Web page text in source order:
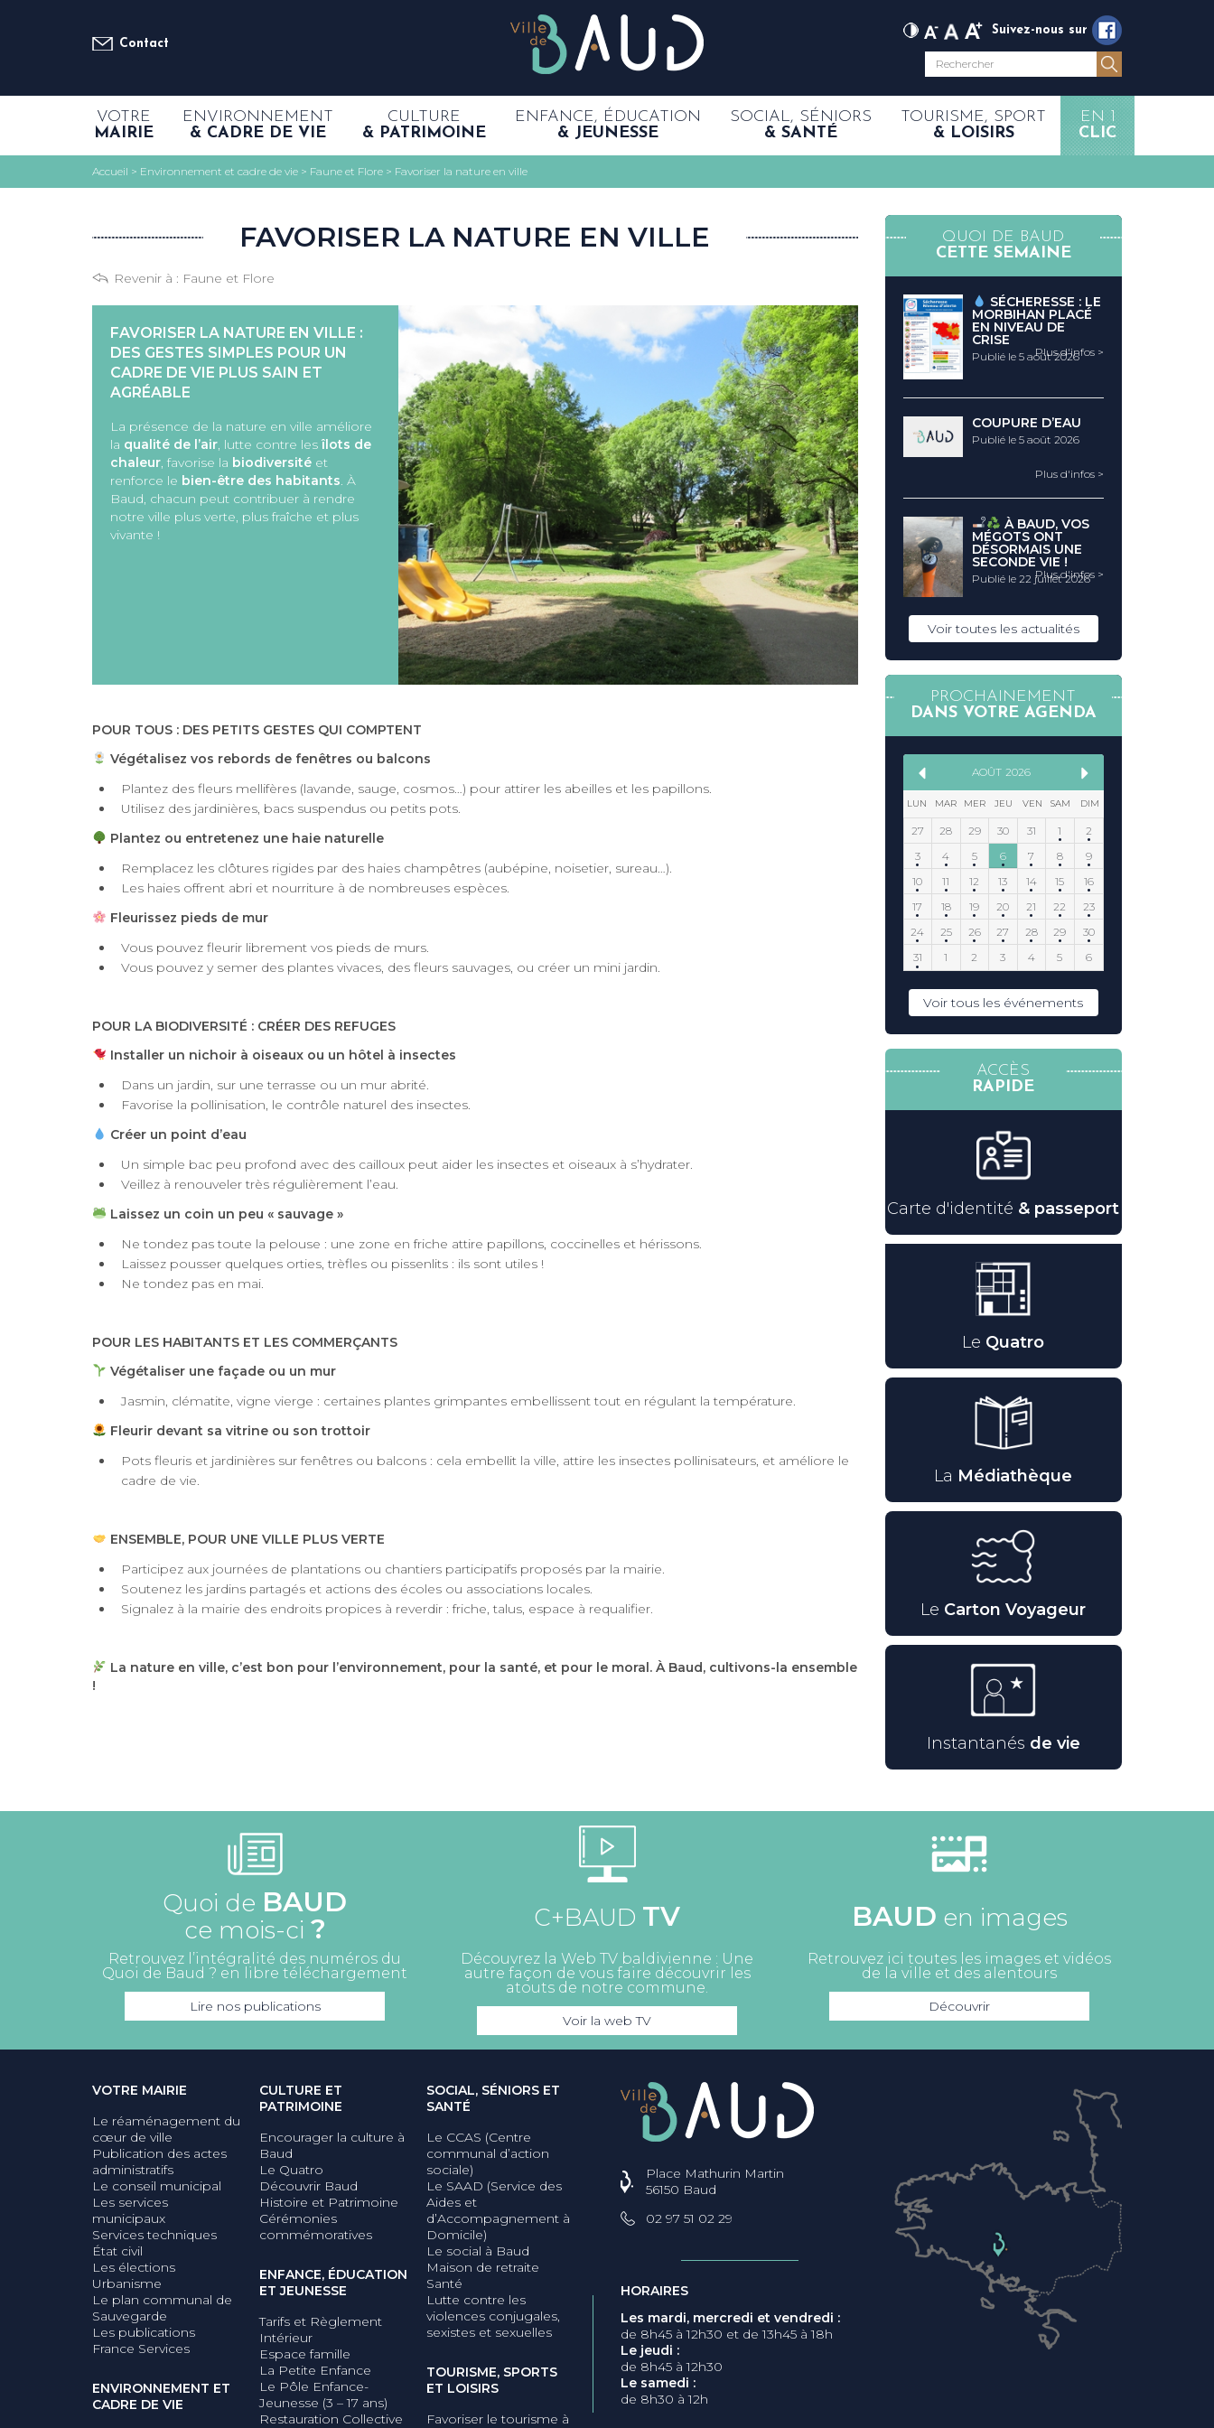
Contact
Suivez-nous sur
VOTRE
MAIRIE
ENVIRONNEMENT
& CADRE DE VIE
CULTURE
& PATRIMOINE
ENFANCE, ÉDUCATION
& JEUNESSE
SOCIAL, SÉNIORS
& SANTÉ
TOURISME, SPORT
& LOISIRS
EN 1
CLIC
Accueil > Environnement et cadre de vie > Faune et Flore > Favoriser la nature en ville
FAVORISER LA NATURE EN VILLE
Revenir à : Faune et Flore
FAVORISER LA NATURE EN VILLE :
DES GESTES SIMPLES POUR UN
CADRE DE VIE PLUS SAIN ET
AGRÉABLE
La présence de la nature en ville améliore
la qualité de l’air, lutte contre les îlots de
chaleur, favorise la biodiversité et
renforce le bien-être des habitants. À
Baud, chacun peut contribuer à rendre
notre ville plus verte, plus fraîche et plus
vivante !
POUR TOUS : DES PETITS GESTES QUI COMPTENT
Végétalisez vos rebords de fenêtres ou balcons
Plantez des fleurs mellifères (lavande, sauge, cosmos…) pour attirer les abeilles et les papillons.
Utilisez des jardinières, bacs suspendus ou petits pots.
Plantez ou entretenez une haie naturelle
Remplacez les clôtures rigides par des haies champêtres (aubépine, noisetier, sureau…).
Les haies offrent abri et nourriture à de nombreuses espèces.
Fleurissez pieds de mur
Vous pouvez fleurir librement vos pieds de murs.
Vous pouvez y semer des plantes vivaces, des fleurs sauvages, ou créer un mini jardin.
POUR LA BIODIVERSITÉ : CRÉER DES REFUGES
Installer un nichoir à oiseaux ou un hôtel à insectes
Dans un jardin, sur une terrasse ou un mur abrité.
Favorise la pollinisation, le contrôle naturel des insectes.
Créer un point d’eau
Un simple bac peu profond avec des cailloux peut aider les insectes et oiseaux à s’hydrater.
Veillez à renouveler très régulièrement l’eau.
Laissez un coin un peu « sauvage »
Ne tondez pas toute la pelouse : une zone en friche attire papillons, coccinelles et hérissons.
Laissez pousser quelques orties, trèfles ou pissenlits : ils sont utiles !
Ne tondez pas en mai.
POUR LES HABITANTS ET LES COMMERÇANTS
Végétaliser une façade ou un mur
Jasmin, clématite, vigne vierge : certaines plantes grimpantes embellissent tout en régulant la température.
Fleurir devant sa vitrine ou son trottoir
Pots fleuris et jardinières sur fenêtres ou balcons : cela embellit la ville, attire les insectes pollinisateurs, et améliore le
cadre de vie.
ENSEMBLE, POUR UNE VILLE PLUS VERTE
Participez aux journées de plantations ou chantiers participatifs proposés par la mairie.
Soutenez les jardins partagés et actions des écoles ou associations locales.
Signalez à la mairie des endroits propices à reverdir : friche, talus, espace à requalifier.
La nature en ville, c’est bon pour l’environnement, pour la santé, et pour le moral. À Baud, cultivons-la ensemble
!
QUOI DE BAUD
CETTE SEMAINE
SÉCHERESSE : LE
MORBIHAN PLACÉ
EN NIVEAU DE
CRISE
Publié le 5 août 2026
Plus d'infos >
COUPURE D’EAU
Publié le 5 août 2026
Plus d'infos >
À BAUD, VOS
MÉGOTS ONT
DÉSORMAIS UNE
SECONDE VIE !
Publié le 22 juillet 2026
Plus d'infos >
Voir toutes les actualités
PROCHAINEMENT
DANS VOTRE AGENDA
AOÛT 2026
LUN MAR MER JEU VEN SAM DIM
27 28 29 30 31 1
2
3
4 5 6 7 8
9
10
11 12 13 14 15
16
17
18 19 20 21 22
23
24
25 26 27 28 29
30
31
1 2 3 4 5 6
Voir tous les événements
ACCÈS
RAPIDE
Carte d'identité & passeport
Le Quatro
La Médiathèque
Le Carton Voyageur
Instantanés de vie
Quoi de BAUD
ce mois-ci ?
Retrouvez l’intégralité des numéros du
Quoi de Baud ? en libre téléchargement
Lire nos publications
C+BAUD TV
Découvrez la Web TV baldivienne : Une
autre façon de vous faire découvrir les
atouts de notre commune.
Voir la web TV
BAUD en images
Retrouvez ici toutes les images et vidéos
de la ville et des alentours
Découvrir
VOTRE MAIRIE
Le réaménagement du
cœur de ville
Publication des actes
administratifs
Le conseil municipal
Les services
municipaux
Services techniques
État civil
Les élections
Urbanisme
Le plan communal de
Sauvegarde
Les publications
France Services
ENVIRONNEMENT ET
CADRE DE VIE
CULTURE ET
PATRIMOINE
Encourager la culture à
Baud
Le Quatro
Découvrir Baud
Histoire et Patrimoine
Cérémonies
commémoratives
ENFANCE, ÉDUCATION
ET JEUNESSE
Tarifs et Règlement
Intérieur
Espace famille
La Petite Enfance
Le Pôle Enfance-
Jeunesse (3 – 17 ans)
Restauration Collective
SOCIAL, SÉNIORS ET
SANTÉ
Le CCAS (Centre
communal d’action
sociale)
Le SAAD (Service des
Aides et
d’Accompagnement à
Domicile)
Le social à Baud
Maison de retraite
Santé
Lutte contre les
violences conjugales,
sexistes et sexuelles
TOURISME, SPORTS
ET LOISIRS
Favoriser le tourisme à
Place Mathurin Martin
56150 Baud
02 97 51 02 29
HORAIRES
Les mardi, mercredi et vendredi :
de 8h45 à 12h30 et de 13h45 à 18h
Le jeudi :
de 8h45 à 12h30
Le samedi :
de 8h30 à 12h